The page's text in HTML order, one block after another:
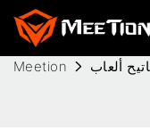
Meetion